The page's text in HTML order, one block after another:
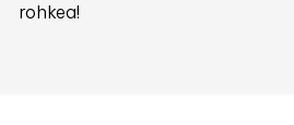
rohkea!